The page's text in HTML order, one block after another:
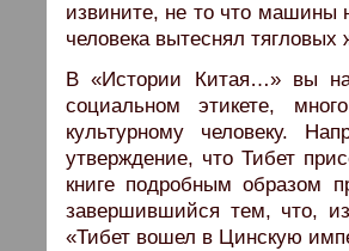
извините, не то что машины
человека вытеснял
В «Истории Китая…» вы
социальном этикете,
культурному человеку.
утверждение, что Тибет
книге подробным образом
завершившийся тем, что,
«Тибет вошел в Цинскую